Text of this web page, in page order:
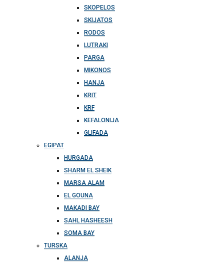
SKOPELOS
SKIJATOS
RODOS
LUTRAKI
PARGA
MIKONOS
HANJA
KRIT
KRF
KEFALONIJA
GLIFADA
EGIPAT
HURGADA
SHARM EL SHEIK
MARSA ALAM
EL GOUNA
MAKADI BAY
SAHL HASHEESH
SOMA BAY
TURSKA
ALANJA